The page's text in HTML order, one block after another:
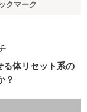
クマーク
る体リセット系の
？